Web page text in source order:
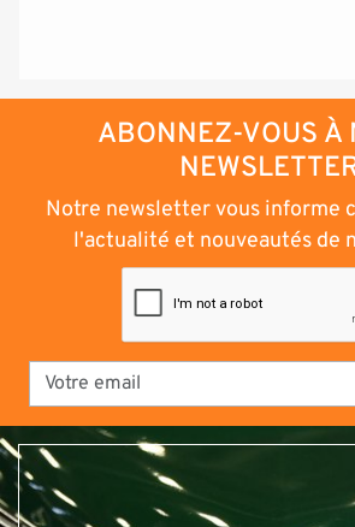
ABONNEZ-VOUS À
Notre newsletter vous informe
l'actualité et nouveautés de